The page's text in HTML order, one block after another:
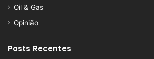
Oil & Gas
Opinião
Posts Recentes